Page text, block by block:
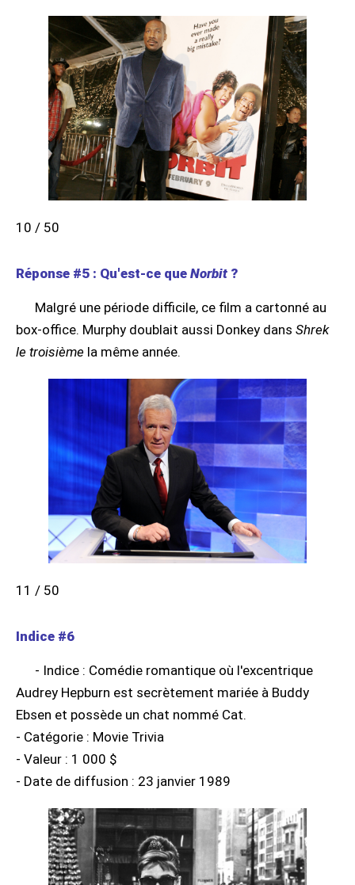
10 / 50
Réponse #5 : Qu'est-ce que Norbit ?
Malgré une période difficile, ce film a cartonné au
box-office. Murphy doublait aussi Donkey dans Shrek
le troisième la même année.
11 / 50
Indice #6
- Indice : Comédie romantique où l'excentrique
Audrey Hepburn est secrètement mariée à Buddy
Ebsen et possède un chat nommé Cat.
- Catégorie : Movie Trivia
- Valeur : 1 000 $
- Date de diffusion : 23 janvier 1989